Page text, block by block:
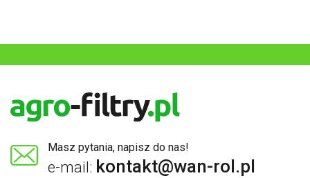
Masz pytania, napisz do nas!
e-mail: kontakt@wan-rol.pl